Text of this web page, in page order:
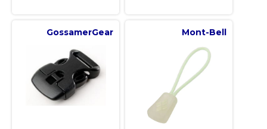
GossamerGear Mont-Bell